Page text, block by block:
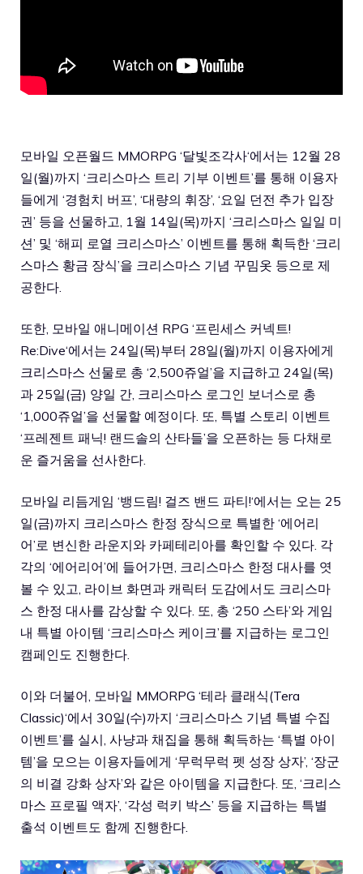
모바일 오픈월드 MMORPG ‘달빛조각사‘에서는 12월 28
일(월)까지 ‘크리스마스 트리 기부 이벤트’를 통해 이용자
들에게 ‘경험치 버프’, ‘대량의 휘장’, ‘요일 던전 추가 입장
권’ 등을 선물하고, 1월 14일(목)까지 ‘크리스마스 일일 미
션’ 및 ‘해피 로열 크리스마스’ 이벤트를 통해 획득한 ‘크리
스마스 황금 장식’을 크리스마스 기념 꾸밈옷 등으로 제
공한다.
또한, 모바일 애니메이션 RPG ‘프린세스 커넥트!
Re:Dive‘에서는 24일(목)부터 28일(월)까지 이용자에게
크리스마스 선물로 총 ‘2,500쥬얼’을 지급하고 24일(목)
과 25일(금) 양일 간, 크리스마스 로그인 보너스로 총
‘1,000쥬얼’을 선물할 예정이다. 또, 특별 스토리 이벤트
‘프레젠트 패닉! 랜드솔의 산타들’을 오픈하는 등 다채로
운 즐거움을 선사한다.
모바일 리듬게임 ‘뱅드림! 걸즈 밴드 파티!‘에서는 오는 25
일(금)까지 크리스마스 한정 장식으로 특별한 ‘에어리
어’로 변신한 라운지와 카페테리아를 확인할 수 있다. 각
각의 ‘에어리어’에 들어가면, 크리스마스 한정 대사를 엿
볼 수 있고, 라이브 화면과 캐릭터 도감에서도 크리스마
스 한정 대사를 감상할 수 있다. 또, 총 ‘250 스타’와 게임
내 특별 아이템 ‘크리스마스 케이크’를 지급하는 로그인
캠페인도 진행한다.
이와 더불어, 모바일 MMORPG ‘테라 클래식(Tera
Classic)‘에서 30일(수)까지 ‘크리스마스 기념 특별 수집
이벤트’를 실시, 사냥과 채집을 통해 획득하는 ‘특별 아이
템’을 모으는 이용자들에게 ‘무럭무럭 펫 성장 상자’, ‘장군
의 비결 강화 상자’와 같은 아이템을 지급한다. 또, ‘크리스
마스 프로필 액자’, ‘각성 럭키 박스’ 등을 지급하는 특별
출석 이벤트도 함께 진행한다.